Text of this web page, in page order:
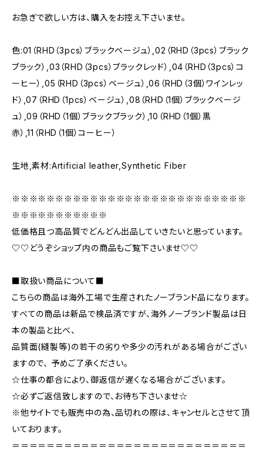
お急ぎで欲しい方は、購入をお控え下さいませ。
色:01（RHD（3pcs）ブラックベージュ）,02（RHD（3pcs）ブラック
ブラック）,03（RHD（3pcs）ブラックレッド）,04（RHD（3pcs）コ
ーヒー）,05（RHD（3pcs）ベージュ）,06（RHD（3個）ワインレッ
ド）,07（RHD（1pcs）ベージュ）,08（RHD（1個）ブラックベージ
ュ）,09（RHD（1個）ブラックブラック）,10（RHD（1個）黒
赤）,11（RHD（1個）コーヒー）
生地,素材:Artificial leather,Synthetic Fiber
※※※※※※※※※※※※※※※※※※※※※※※※※※※
※※※※※※※※※※※
低価格且つ高品質でどんどん出品していきたいと思っています。
♡♡どうぞショップ内の商品もご覧下さいませ♡♡
■取扱い商品について■
こちらの商品は海外工場で生産されたノーブランド品になります。
すべての商品は新品で検品済ですが、海外ノーブランド製品は日
本の製品と比べ、
品質面(縫製等)の若干の劣りや多少の汚れがある場合がござい
ますので、 予めご了承ください。
☆仕事の都合により、御返信が遅くなる場合がございます。
☆必ずご返信致しますので、お待ち下さいませ☆
※他サイトでも販売中の為、品切れの際は、キャンセルとさせて頂
いております。
＝＝＝＝＝＝＝＝＝＝＝＝＝＝＝＝＝＝＝＝＝＝＝＝＝＝＝